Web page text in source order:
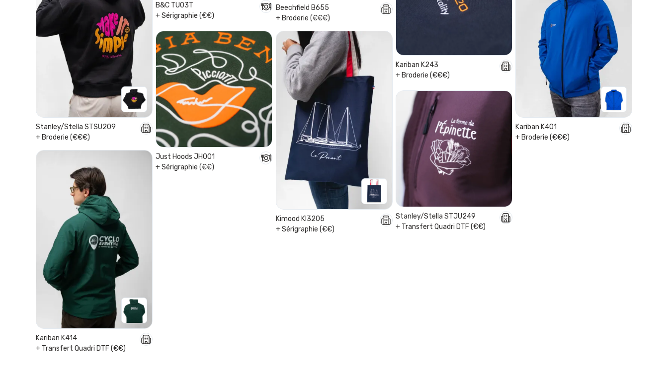
Beechfield B655
+ Broderie (€€€)
B&C TU03T
+ Sérigraphie (€€)
Stanley/Stella STSU209
+ Broderie (€€€)
Kariban K243
+ Broderie (€€€)
Kariban K401
+ Broderie (€€€)
Just Hoods JH001
+ Sérigraphie (€€)
Kimood KI3205
+ Sérigraphie (€€)
Stanley/Stella STJU249
+ Transfert Quadri DTF (€€)
Kariban K414
+ Transfert Quadri DTF (€€)